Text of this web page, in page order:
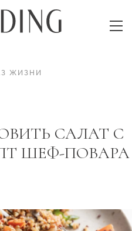
ЖИЗНИ
САЛАТ С
ШЕФ-ПОВАРА